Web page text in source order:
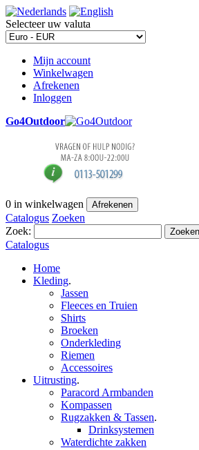
Selecteer uw valuta
Mijn account
Winkelwagen
Afrekenen
Inloggen
Go4Outdoor
0 in winkelwagen Afrekenen
Catalogus Zoeken
Zoek:
Zoeken
Catalogus
Home
Kleding.
Jassen
Fleeces en Truien
Shirts
Broeken
Onderkleding
Riemen
Accessoires
Uitrusting.
Paracord Armbanden
Kompassen
Rugzakken & Tassen.
Drinksystemen
Waterdichte zakken